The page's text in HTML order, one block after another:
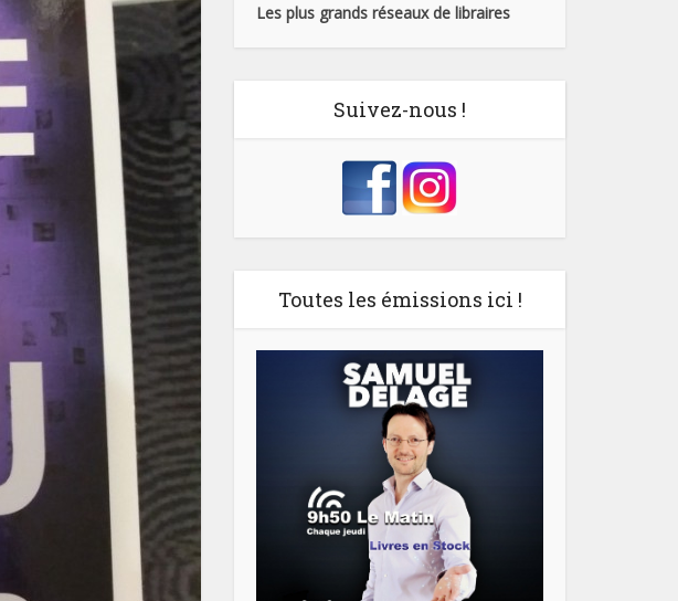
Les plus grands réseaux de libraires
Suivez-nous !
Toutes les émissions ici !